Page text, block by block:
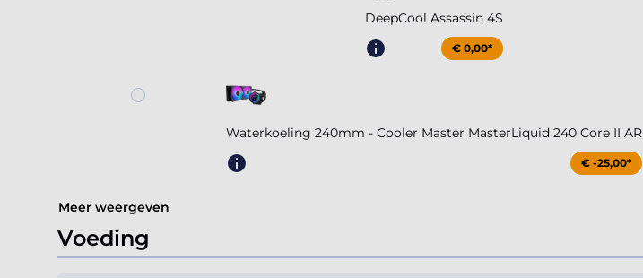
DeepCool Assassin 4S
€ 0,00*
Waterkoeling 240mm - Cooler Master MasterLiquid 240 Core II AR
€ -25,00*
Meer weergeven
Voeding